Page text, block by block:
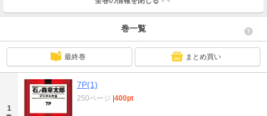
巻一覧
最終巻 まとめ買い
1
7P(1)
250ページ 400pt